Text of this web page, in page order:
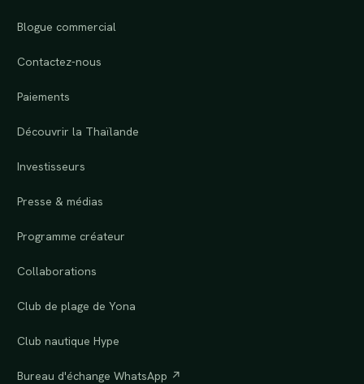
Blogue commercial
Contactez-nous
Paiements
Découvrir la Thaïlande
Investisseurs
Presse & médias
Programme créateur
Collaborations
Club de plage de Yona
Club nautique Hype
Bureau d'échange WhatsApp ↗